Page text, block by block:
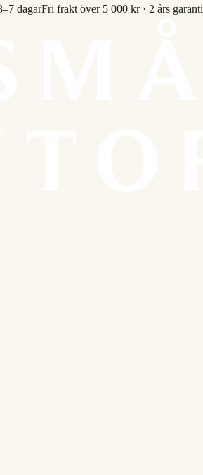
dagarFri frakt över 5 000 kr · 2 års garanti